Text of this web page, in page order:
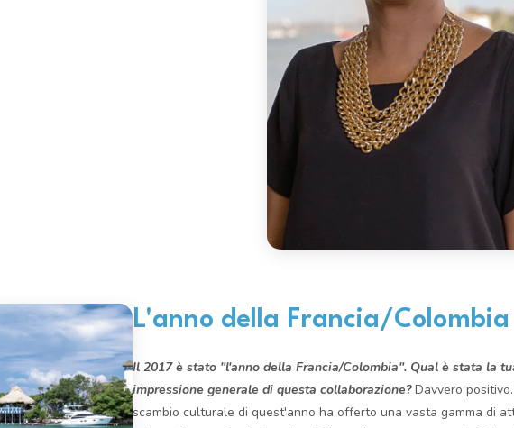
L'anno della Francia/Colombia
Il 2017 è stato "l'anno della Francia/Colombia". Qual è stata la
impressione generale di questa collaborazione?Davvero
scambio culturale di quest'anno ha offerto una vasta gamma di